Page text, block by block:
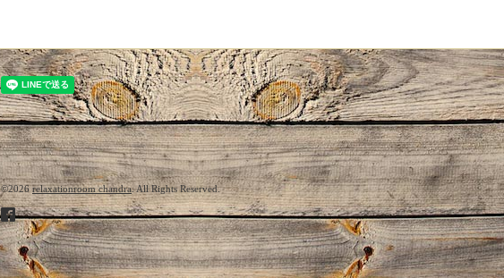
©2026relaxationroom chandra. All Rights Reserved.